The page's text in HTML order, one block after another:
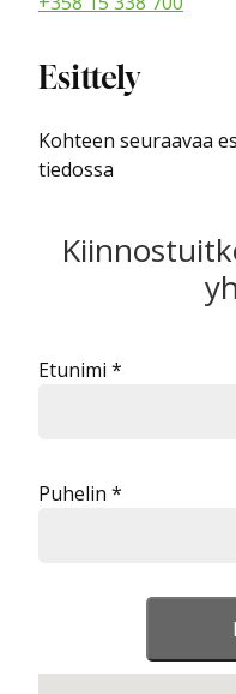
Esittely
Kohteen seuraavaa
tiedossa
Etunimi *
Puhelin *